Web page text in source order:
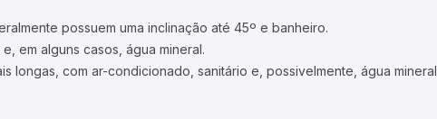
possuem uma inclinação até 45º e banheiro.
em alguns casos, água mineral.
longas, com ar-condicionado, sanitário e, possivelmente, água